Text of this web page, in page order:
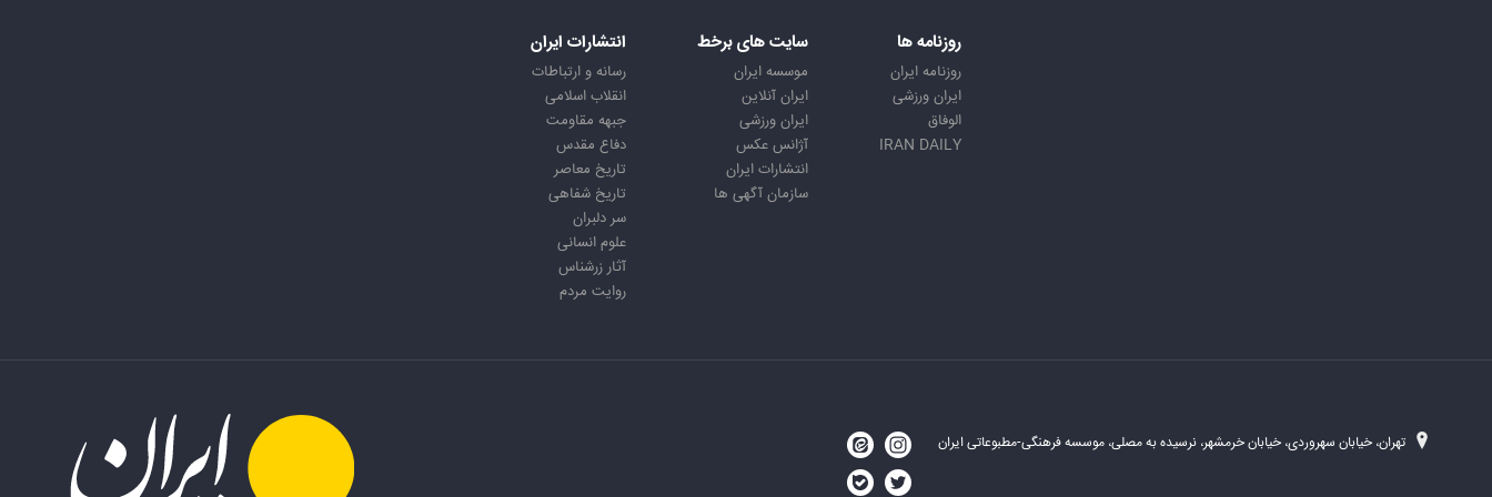
روزنامه ها
روزنامه ایران
ایران ورزشی
الوفاق
IRAN DAILY
سایت های برخط
موسسه ایران
ایران آنلاین
ایران ورزشی
آژانس عکس
انتشارات ایران
سازمان آگهی ها
انتشارات ایران
رسانه و ارتباطات
انقلاب اسلامی
جبهه مقاومت
دفاع مقدس
تاریخ معاصر
تاریخ شفاهی
سر دلبران
علوم انسانی
آثار زرشناس
روایت مردم
تهران، خیابان سهروردی، خیابان خرمشهر، نرسیده به مصلی، موسسه فرهنگی-مطبوعاتی ایران